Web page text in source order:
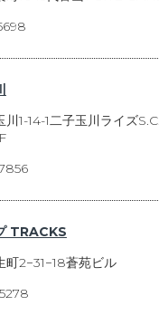
1-14-1二子玉川ライズ
TRACKS
町2−31−18蒼苑ビル